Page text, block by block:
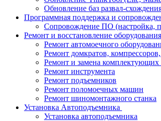
Обновление баз развал-
Программная поддержка и
Сопровождение ПО (настройка,
Ремонт и восстановление оборудования
Ремонт автомоечного
Ремонт домкратов,
Ремонт и замена
Ремонт инструмента
Ремонт подъемников
Ремонт поломоечных машин
Ремонт шиномонтажного станка
Установка Автоподъемника
Установка автоподъемника